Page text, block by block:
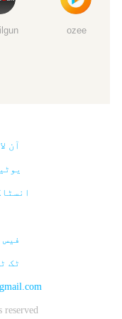
ozee
آن
فیس
ٹک